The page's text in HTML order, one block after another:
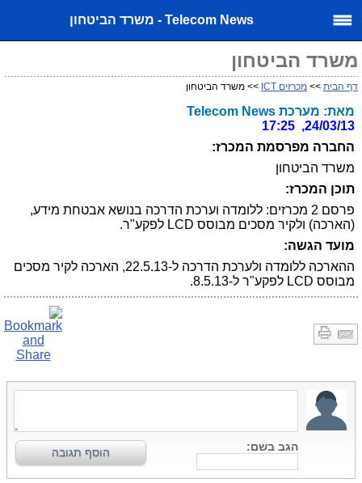
Telecom News - משרד הביטחון
משרד הביטחון
דף הבית >> מכרזים ICT >> משרד הביטחון
מאת: מערכת Telecom News
24/03/13, 17:25
החברה מפרסמת המכרז:
משרד הביטחון
תוכן המכרז:
פרסם 2 מכרזים: ללומדה וערכת הדרכה בנושא אבטחת מידע,
(הארכה) ולקיר מסכים מבוסס LCD לפקע"ר.
מועד הגשה:
ההארכה ללומדה ולערכת הדרכה ל-22.5.13, הארכה לקיר מסכים
מבוסס LCD לפקע"ר ל-8.5.13.